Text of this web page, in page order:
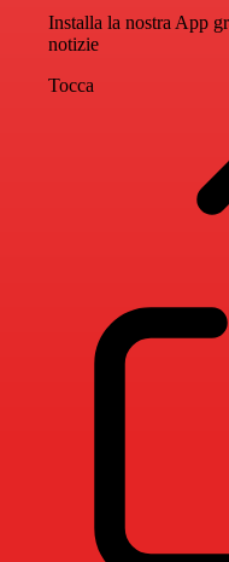
Installa la nostra App
notizie
Tocca